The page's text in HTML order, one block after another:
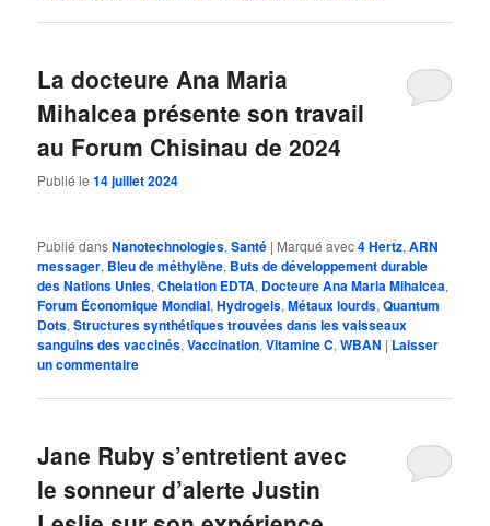
La docteure Ana Maria
Mihalcea présente son travail
au Forum Chisinau de 2024
Publié le14 juillet 2024
Publié dansNanotechnologies,Santé | Marqué avec4 Hertz,ARN
messager, Bleu de méthylène, Buts de développement durable
des Nations Unies,Chelation EDTA, Docteure Ana Maria Mihalcea,
Forum Économique Mondial,Hydrogels,Métaux lourds,Quantum
Dots,Structures synthétiques trouvées dans les vaisseaux
sanguins des vaccinés,Vaccination,Vitamine C,WBAN | Laisser
un commentaire
Jane Ruby s’entretient avec
le sonneur d’alerte Justin